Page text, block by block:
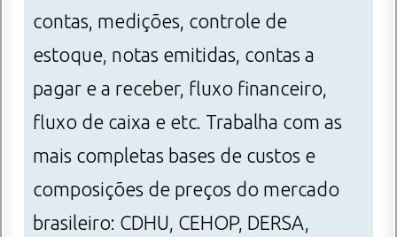
contas, medições, controle de
estoque, notas emitidas, contas a
pagar e a receber, fluxo financeiro,
fluxo de caixa e etc. Trabalha com as
mais completas bases de custos e
composições de preços do mercado
brasileiro: CDHU, CEHOP, DERSA,